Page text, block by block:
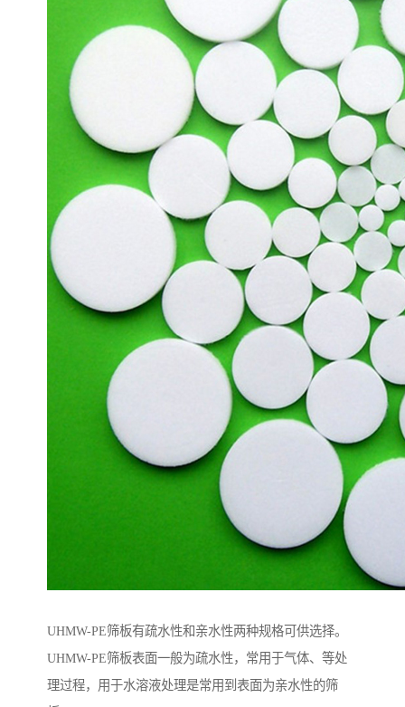
UHMW-PE筛板有疏水性和亲水性两种规格可供选择。
UHMW-PE筛板表面一般为疏水性，常用于气体、等处
理过程，用于水溶液处理是常用到表面为亲水性的筛